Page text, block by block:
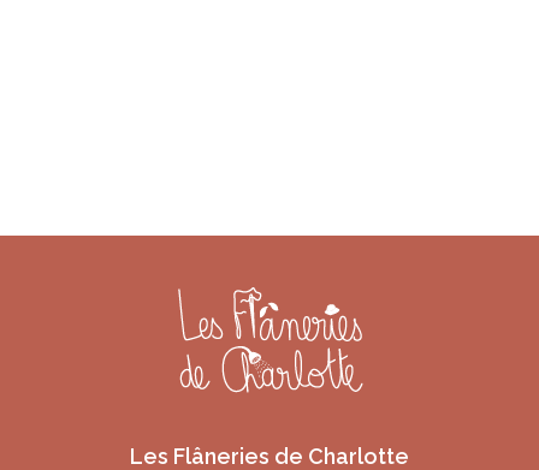
Les Flâneries de Charlotte